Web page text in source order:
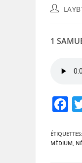
Auteur/
1
F
c
e
ÉTIQUETTES:
MÉDIUM,